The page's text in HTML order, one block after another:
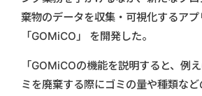
棄物のデータを収集・可視化するア
「GOMiCO」 を開発した。
「GOMiCOの機能を説明すると、例
ミを廃棄する際にゴミの量や種類な